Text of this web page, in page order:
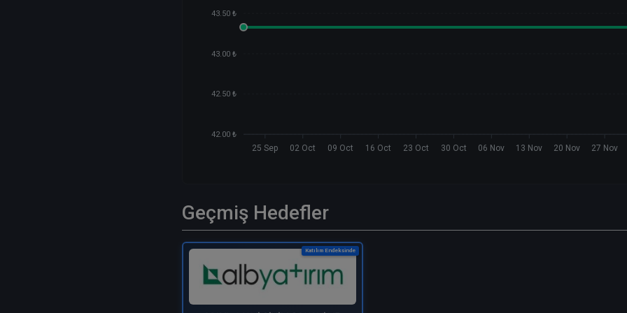
43.50 ₺
43.00 ₺
42.50 ₺
42.00 ₺
25 Sep 02 Oct 09 Oct 16 Oct 23 Oct 30 Oct 06 Nov 13 Nov 20 Nov 27 Nov
Geçmiş Hedefler
Katılım Endeksinde